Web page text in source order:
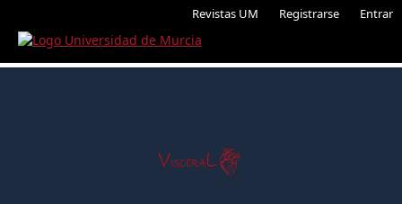
Revistas UM Registrarse Entrar